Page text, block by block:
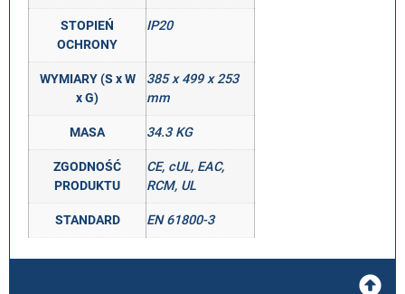
STOPIEŃ
OCHRONY
IP20
WYMIARY (S x W
x G)
385 x 499 x 253
mm
MASA 34.3 KG
ZGODNOŚĆ
PRODUKTU
CE, cUL, EAC,
RCM, UL
STANDARD EN 61800-3